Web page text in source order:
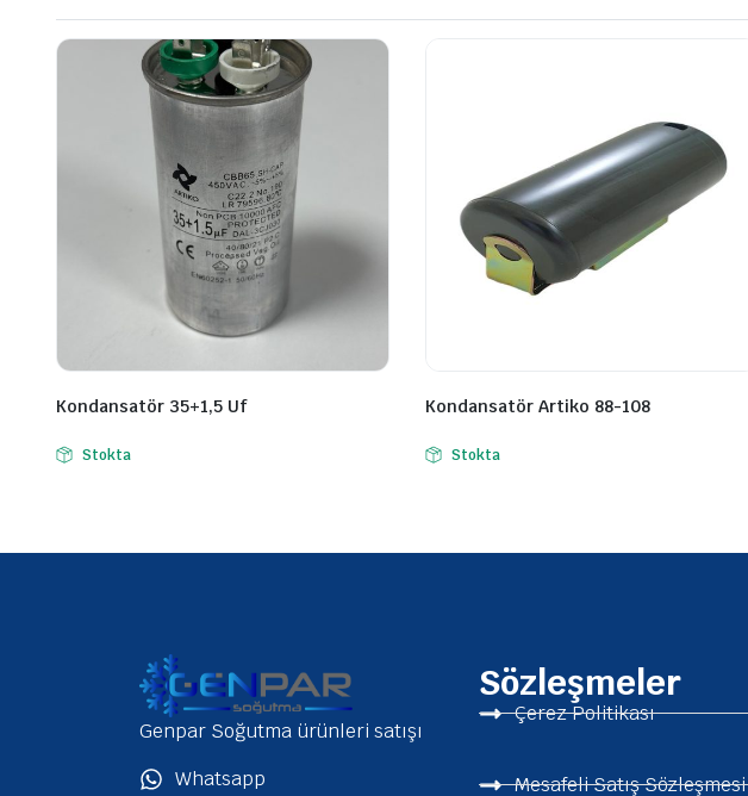
Kondansatör 35+1,5 Uf
Stokta
Kondansatör Artiko 88-108
Stokta
Genpar Soğutma ürünleri satışı
Whatsapp
Sözleşmeler
Çerez Politikası
Mesafeli Satış Sözleşmesi